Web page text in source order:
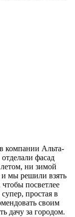
компании Альта-
фасад
ни зимой
мы решили взять
посветлее
простая в
своим
дачу за городом.